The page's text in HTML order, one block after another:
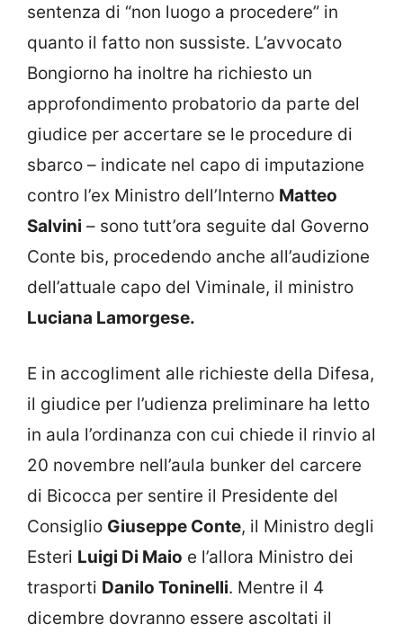
sentenza di “non luogo a procedere” in
quanto il fatto non sussiste. L’avvocato
Bongiorno ha inoltre ha richiesto un
approfondimento probatorio da parte del
giudice per accertare se le procedure di
sbarco – indicate nel capo di imputazione
contro l’ex Ministro dell’Interno Matteo
Salvini – sono tutt’ora seguite dal Governo
Conte bis, procedendo anche all’audizione
dell’attuale capo del Viminale, il ministro
Luciana Lamorgese.
E in accogliment alle richieste della Difesa,
il giudice per l’udienza preliminare ha letto
in aula l’ordinanza con cui chiede il rinvio al
20 novembre nell’aula bunker del carcere
di Bicocca per sentire il Presidente del
Consiglio Giuseppe Conte, il Ministro degli
Esteri Luigi Di Maio e l’allora Ministro dei
trasporti Danilo Toninelli. Mentre il 4
dicembre dovranno essere ascoltati il